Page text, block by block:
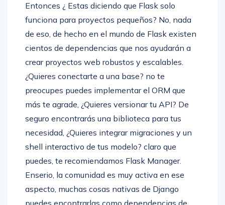
Entonces ¿ Estas diciendo que Flask solo
funciona para proyectos pequeños? No, nada
de eso, de hecho en el mundo de Flask existen
cientos de dependencias que nos ayudarán a
crear proyectos web robustos y escalables.
¿Quieres conectarte a una base? no te
preocupes puedes implementar el ORM que
más te agrade, ¿Quieres versionar tu API? De
seguro encontrarás una biblioteca para tus
necesidad, ¿Quieres integrar migraciones y un
shell interactivo de tus modelo? claro que
puedes, te recomiendamos Flask Manager.
Enserio, la comunidad es muy activa en ese
aspecto, muchas cosas nativas de Django